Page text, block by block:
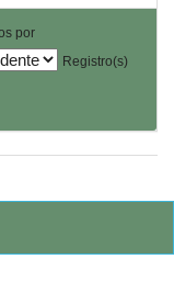
por
Registro(s)